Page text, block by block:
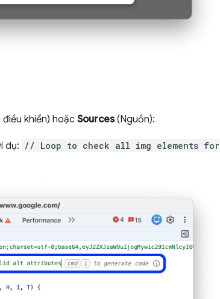
điều khiển) hoặcSources(Nguồn):
dụ: // Loop to check all img elements for